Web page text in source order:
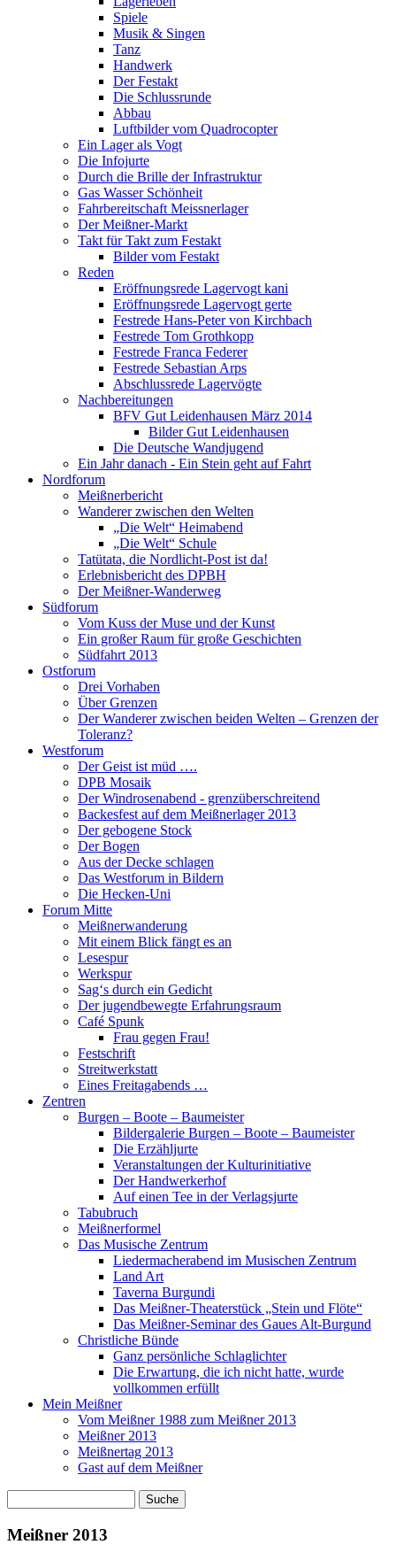
Spiele
Musik & Singen
Tanz
Handwerk
Der Festakt
Die Schlussrunde
Abbau
Luftbilder vom Quadrocopter
Ein Lager als Vogt
Die Infojurte
Durch die Brille der Infrastruktur
Gas Wasser Schönheit
Fahrbereitschaft Meissnerlager
Der Meißner-Markt
Takt für Takt zum Festakt
Bilder vom Festakt
Reden
Eröffnungsrede Lagervogt kani
Eröffnungsrede Lagervogt gerte
Festrede Hans-Peter von Kirchbach
Festrede Tom Grothkopp
Festrede Franca Federer
Festrede Sebastian Arps
Abschlussrede Lagervögte
Nachbereitungen
BFV Gut Leidenhausen März 2014
Bilder Gut Leidenhausen
Die Deutsche Wandjugend
Ein Jahr danach - Ein Stein geht auf Fahrt
Nordforum
Meißnerbericht
Wanderer zwischen den Welten
„Die Welt“ Heimabend
„Die Welt“ Schule
Tatütata, die Nordlicht-Post ist da!
Erlebnisbericht des DPBH
Der Meißner-Wanderweg
Südforum
Vom Kuss der Muse und der Kunst
Ein großer Raum für große Geschichten
Südfahrt 2013
Ostforum
Drei Vorhaben
Über Grenzen
Der Wanderer zwischen beiden Welten – Grenzen der
Toleranz?
Westforum
Der Geist ist müd ….
DPB Mosaik
Der Windrosenabend - grenzüberschreitend
Backesfest auf dem Meißnerlager 2013
Der gebogene Stock
Der Bogen
Aus der Decke schlagen
Das Westforum in Bildern
Die Hecken-Uni
Forum Mitte
Meißnerwanderung
Mit einem Blick fängt es an
Lesespur
Werkspur
Sag‘s durch ein Gedicht
Der jugendbewegte Erfahrungsraum
Café Spunk
Frau gegen Frau!
Festschrift
Streitwerkstatt
Eines Freitagabends …
Zentren
Burgen – Boote – Baumeister
Bildergalerie Burgen – Boote – Baumeister
Die Erzähljurte
Veranstaltungen der Kulturinitiative
Der Handwerkerhof
Auf einen Tee in der Verlagsjurte
Tabubruch
Meißnerformel
Das Musische Zentrum
Liedermacherabend im Musischen Zentrum
Land Art
Taverna Burgundi
Das Meißner-Theaterstück „Stein und Flöte“
Das Meißner-Seminar des Gaues Alt-Burgund
Christliche Bünde
Ganz persönliche Schlaglichter
Die Erwartung, die ich nicht hatte, wurde
vollkommen erfüllt
Mein Meißner
Vom Meißner 1988 zum Meißner 2013
Meißner 2013
Meißnertag 2013
Gast auf dem Meißner
Meißner 2013